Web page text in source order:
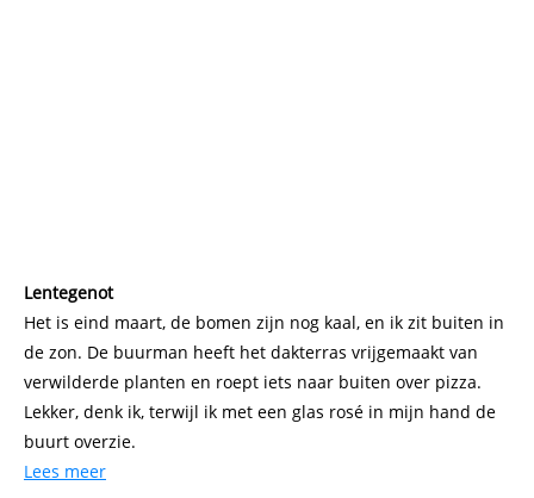
Lentegenot
Het is eind maart, de bomen zijn nog kaal, en ik zit buiten in
de zon. De buurman heeft het dakterras vrijgemaakt van
verwilderde planten en roept iets naar buiten over pizza.
Lekker, denk ik, terwijl ik met een glas rosé in mijn hand de
buurt overzie.
Lees meer